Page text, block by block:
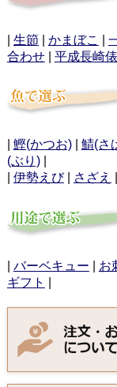
生節 かまぼこ
合わせ| 平成長崎
鰹(かつお)| 鯖(さ
(ぶり)|
伊勢えび| さざえ
バーベキュー お
ギフト